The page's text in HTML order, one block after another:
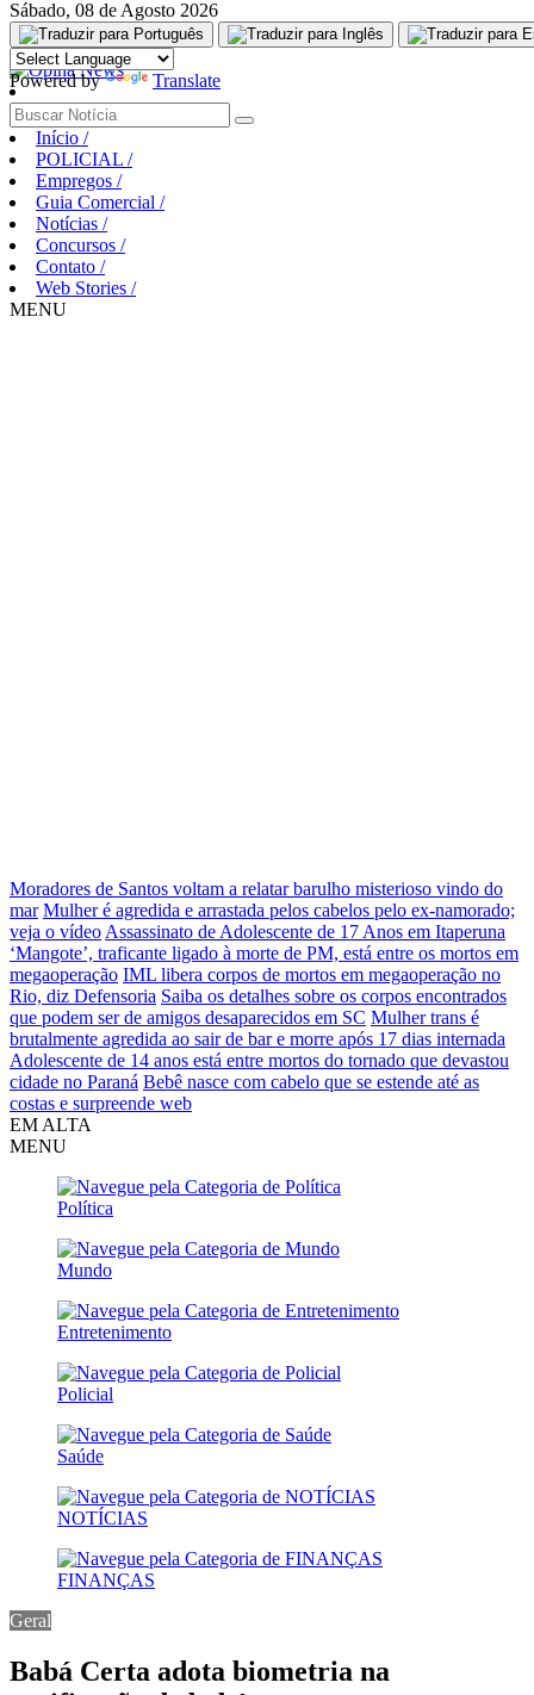
Aguarde, carregando...
Sábado, 08 de Agosto 2026
Powered by Translate
Início /
POLICIAL /
Empregos /
Guia Comercial /
Notícias /
Concursos /
Contato /
Web Stories /
MENU
Moradores de Santos voltam a relatar barulho misterioso vindo do
mar Mulher é agredida e arrastada pelos cabelos pelo ex-namorado;
veja o vídeo Assassinato de Adolescente de 17 Anos em Itaperuna
‘Mangote’, traficante ligado à morte de PM, está entre os mortos em
megaoperação IML libera corpos de mortos em megaoperação no
Rio, diz Defensoria Saiba os detalhes sobre os corpos encontrados
que podem ser de amigos desaparecidos em SC Mulher trans é
brutalmente agredida ao sair de bar e morre após 17 dias internada
Adolescente de 14 anos está entre mortos do tornado que devastou
cidade no Paraná Bebê nasce com cabelo que se estende até as
costas e surpreende web
EM ALTA
MENU
Política
Mundo
Entretenimento
Policial
Saúde
NOTÍCIAS
FINANÇAS
Geral
Babá Certa adota biometria na